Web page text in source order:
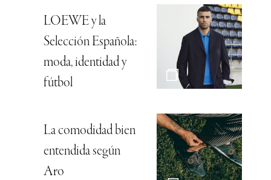
LOEWE y la
Selección Española:
moda, identidad y
fútbol
La comodidad bien
entendida según
Aro